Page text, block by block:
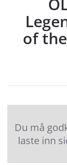
of
Du må
laste inn